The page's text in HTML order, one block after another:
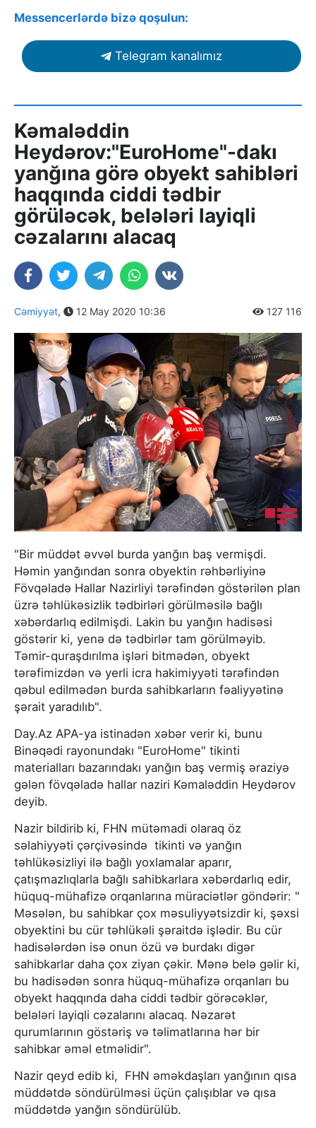
Messencerlərdə bizə qoşulun:
Telegram kanalımız
Kəmaləddin
Heydərov:"EuroHome"-dakı
yanğına görə obyekt sahibləri
haqqında ciddi tədbir
görüləcək, belələri layiqli
cəzalarını alacaq
Cəmiyyət, 12 May 2020 10:36 127 116
"Bir müddət əvvəl burda yanğın baş vermişdi.
Həmin yanğından sonra obyektin rəhbərliyinə
Fövqəladə Hallar Nazirliyi tərəfindən göstərilən plan
üzrə təhlükəsizlik tədbirləri görülməsilə bağlı
xəbərdarlıq edilmişdi. Lakin bu yanğın hadisəsi
göstərir ki, yenə də tədbirlər tam görülməyib.
Təmir-quraşdırılma işləri bitmədən, obyekt
tərəfimizdən və yerli icra hakimiyyəti tərəfindən
qəbul edilmədən burda sahibkarların fəaliyyətinə
şərait yaradılıb".
Day.Az APA-ya istinadən xəbər verir ki, bunu
Binəqədi rayonundakı "EuroHome" tikinti
materialları bazarındakı yanğın baş vermiş əraziyə
gələn fövqəladə hallar naziri Kəmaləddin Heydərov
deyib.
Nazir bildirib ki, FHN mütəmadi olaraq öz
səlahiyyəti çərçivəsində tikinti və yanğın
təhlükəsizliyi ilə bağlı yoxlamalar aparır,
çatışmazlıqlarla bağlı sahibkarlara xəbərdarlıq edir,
hüquq-mühafizə orqanlarına müraciətlər göndərir: "
Məsələn, bu sahibkar çox məsuliyyətsizdir ki, şəxsi
obyektini bu cür təhlükəli şəraitdə işlədir. Bu cür
hadisələrdən isə onun özü və burdakı digər
sahibkarlar daha çox ziyan çəkir. Mənə belə gəlir ki,
bu hadisədən sonra hüquq-mühafizə orqanları bu
obyekt haqqında daha ciddi tədbir görəcəklər,
belələri layiqli cəzalarını alacaq. Nəzarət
qurumlarının göstəriş və təlimatlarına hər bir
sahibkar əməl etməlidir".
Nazir qeyd edib ki, FHN əməkdaşları yanğının qısa
müddətdə söndürülməsi üçün çalışıblar və qısa
müddətdə yanğın söndürülüb.